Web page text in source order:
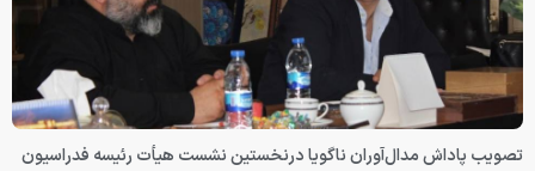
تصویب پاداش مدال‌آوران ناگویا درنخستین نشست هیأت رئیسه فدراسیون